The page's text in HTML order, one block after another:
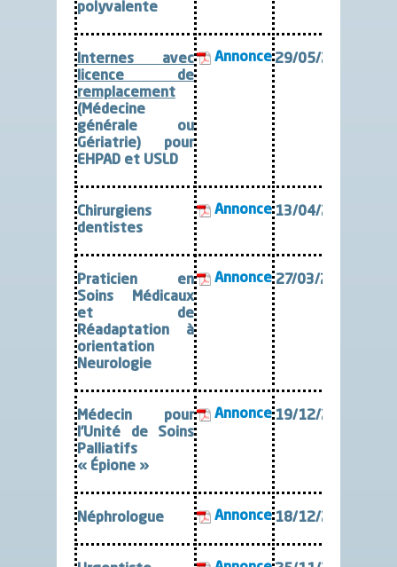
polyvalente
Internes avec
licence de
remplacement
(Médecine
générale ou
Gériatrie) pour
EHPAD et USLD
Annonce 29/05/2026
Chirurgiens
dentistes
Annonce 13/04/2026
Praticien en
Soins Médicaux
et de
Réadaptation à
orientation
Neurologie
Annonce 27/03/2026
Médecin pour
l’Unité de Soins
Palliatifs
« Épione »
Annonce 19/12/2025
Néphrologue Annonce 18/12/2025